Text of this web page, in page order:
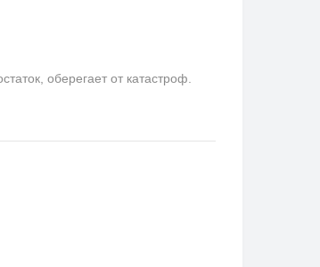
оберегает от катастроф.